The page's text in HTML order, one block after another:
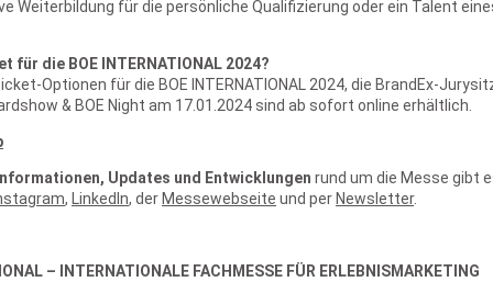
Weiterbildung für die persönliche Qualifizierung oder ein Talent
für die BOE INTERNATIONAL 2024?
Optionen für die BOE INTERNATIONAL 2024, die BrandEx-
& BOE Night am 17.01.2024 sind ab sofort online erhältlich.
Updates und Entwicklungen rund um die Messe gibt
, LinkedIn, der Messewebseite und per Newsletter.
– INTERNATIONALE FACHMESSE FÜR ERLEBNISMARKETING